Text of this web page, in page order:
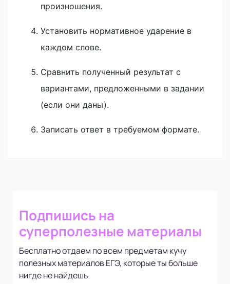
произношения.
Установить нормативное ударение в
каждом слове.
Сравнить полученный результат с
вариантами, предложенными в задании
(если они даны).
Записать ответ в требуемом формате.
Подпишись на
суперполезные материалы
Бесплатно отдаем по всем предметам кучу
полезных материалов ЕГЭ, которые ты больше
нигде не найдешь